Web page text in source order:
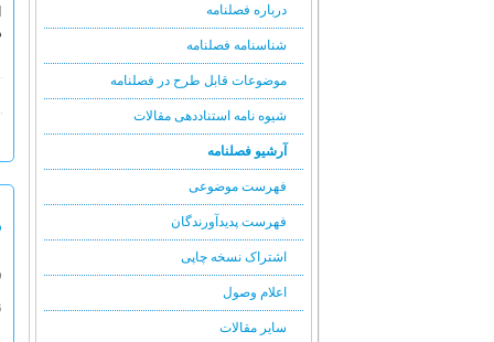
فصلنامه شماره 77 (زمستان 1400)
فصلنامه شماره 76 (پائیز 1400)
فصلنامه شماره 75 (تابستان 1400)
فصلنامه شماره 74 (بهار 1400)
فصلنامه شماره 73 (زمستان 1399)
فصلنامه شماره 72 (پائیز 1399)
فصلنامه شماره 71 (تابستان 1399)
فصلنامه شماره 70 (بهار 1399)
فصلنامه شماره 69 (زمستان 1398)
فصلنامه شماره 68 (پائیز 1398)
فصلنامه شماره 67 (تابستان 1398)
فصلنامه شماره 66 (بهار 1398)
فصلنامه شماره 65 (زمستان 1397)
درباره فصلنامه
شناسنامه فصلنامه
موضوعات قابل طرح در فصلنامه
شیوه نامه استناددهی مقالات
آرشیو فصلنامه
فهرست موضوعی
فهرست پدیدآورندگان
اشتراک نسخه چاپی
اعلام وصول
سایر مقالات